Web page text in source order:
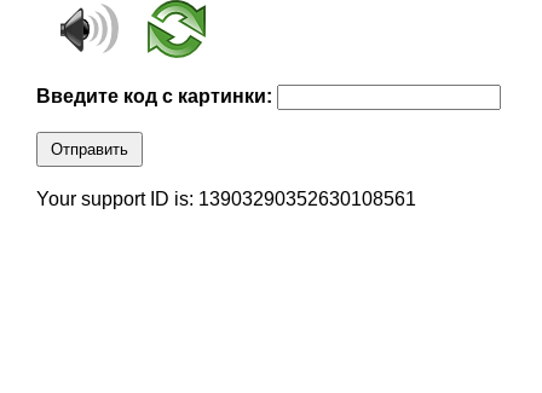
Введите код с картинки:
Отправить
Your support ID is: 13903290352630108561